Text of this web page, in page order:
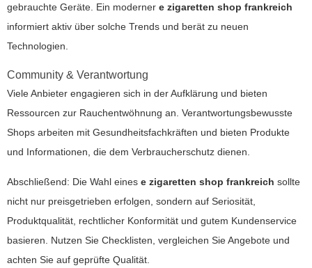
gebrauchte Geräte. Ein moderner e zigaretten shop frankreich
informiert aktiv über solche Trends und berät zu neuen
Technologien.
Community & Verantwortung
Viele Anbieter engagieren sich in der Aufklärung und bieten
Ressourcen zur Rauchentwöhnung an. Verantwortungsbewusste
Shops arbeiten mit Gesundheitsfachkräften und bieten Produkte
und Informationen, die dem Verbraucherschutz dienen.
Abschließend: Die Wahl eines e zigaretten shop frankreich sollte
nicht nur preisgetrieben erfolgen, sondern auf Seriosität,
Produktqualität, rechtlicher Konformität und gutem Kundenservice
basieren. Nutzen Sie Checklisten, vergleichen Sie Angebote und
achten Sie auf geprüfte Qualität.